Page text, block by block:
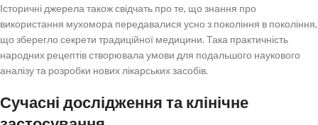
Історичні джерела також свідчать про те, що знання про
використання мухомора передавалися усно з покоління в покоління,
що зберегло секрети традиційної медицини. Така практичність
народних рецептів створювала умови для подальшого наукового
аналізу та розробки нових лікарських засобів.
Сучасні дослідження та клінічне